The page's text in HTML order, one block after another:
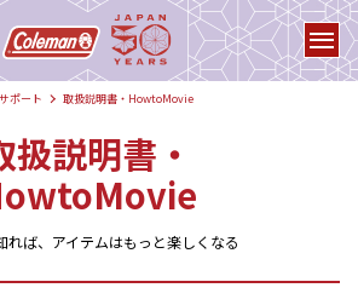
ポート 取扱説明書・HowtoMovie
扱説明書・
れば、アイテムはもっと楽しくなる